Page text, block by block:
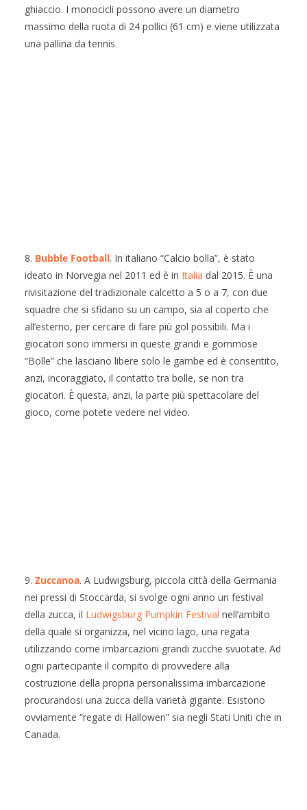
ghiaccio. I monocicli possono avere un diametro
massimo della ruota di 24 pollici (61 cm) e viene utilizzata
una pallina da tennis.
8. Bubble Football. In italiano “Calcio bolla”, è stato
ideato in Norvegia nel 2011 ed è in Italia dal 2015. È una
rivisitazione del tradizionale calcetto a 5 o a 7, con due
squadre che si sfidano su un campo, sia al coperto che
all’esterno, per cercare di fare più gol possibili. Ma i
giocatori sono immersi in queste grandi e gommose
“Bolle” che lasciano libere solo le gambe ed è consentito,
anzi, incoraggiato, il contatto tra bolle, se non tra
giocatori. È questa, anzi, la parte più spettacolare del
gioco, come potete vedere nel video.
9. Zuccanoa. A Ludwigsburg, piccola città della Germania
nei pressi di Stoccarda, si svolge ogni anno un festival
della zucca, il Ludwigsburg Pumpkin Festival nell’ambito
della quale si organizza, nel vicino lago, una regata
utilizzando come imbarcazioni grandi zucche svuotate. Ad
ogni partecipante il compito di provvedere alla
costruzione della propria personalissima imbarcazione
procurandosi una zucca della varietà gigante. Esistono
ovviamente “regate di Hallowen” sia negli Stati Uniti che in
Canada.